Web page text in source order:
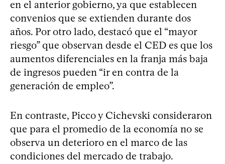
en el anterior gobierno, ya que establecen
convenios que se extienden durante dos
años. Por otro lado, destacó que el “mayor
riesgo” que observan desde el CED es que los
aumentos diferenciales en la franja más baja
de ingresos pueden “ir en contra de la
generación de empleo”.
En contraste, Picco y Cichevski consideraron
que para el promedio de la economía no se
observa un deterioro en el marco de las
condiciones del mercado de trabajo.